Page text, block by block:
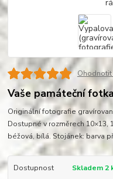
Vaše památeční
Originální fotografie
Dostupné v rozměrech 10×13,
béžová, bílá. Stojánek: barva
Dostupnost
Skladem 2